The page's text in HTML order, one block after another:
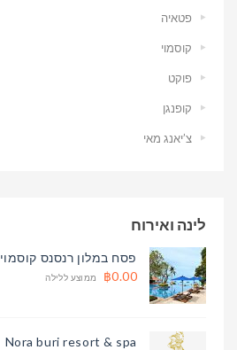
פטאיה
קוסמוי
פוקט
קופנגן
צ’יאנג מאי
לינה ואירוח
פסח במלון רנסנס קוסמוי
฿0.00
ממוצע ללילה
Nora buri resort & spa